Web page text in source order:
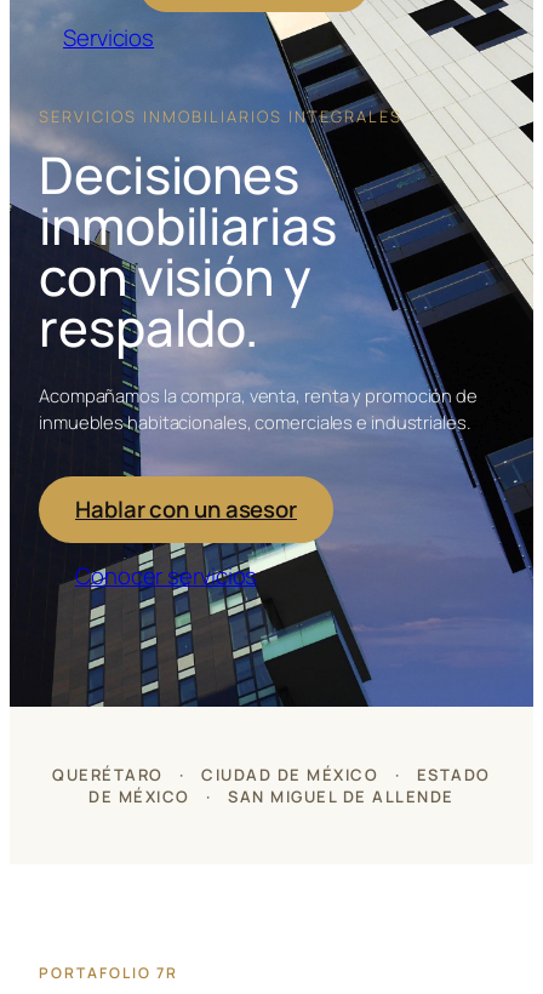
Servicios
SERVICIOS INMOBILIARIOS INTEGRALES
Decisiones
inmobiliarias
con visión y
respaldo.
Acompañamos la compra, venta, renta y promoción de
inmuebles habitacionales, comerciales e industriales.
Hablar con un asesor
Conocer servicios
QUERÉTARO · CIUDAD DE MÉXICO · ESTADO
DE MÉXICO · SAN MIGUEL DE ALLENDE
PORTAFOLIO 7R